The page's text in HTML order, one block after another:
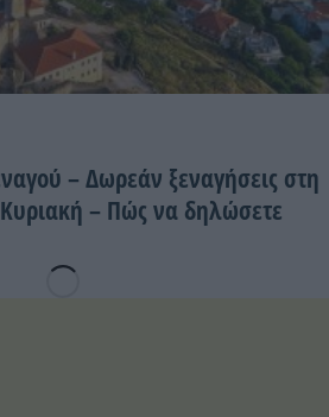
– Δωρεάν ξεναγήσεις στη
– Πώς να δηλώσετε